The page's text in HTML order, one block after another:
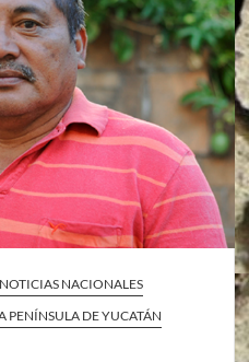
NOTICIAS NACIONALES
PENÍNSULA DE YUCATÁN